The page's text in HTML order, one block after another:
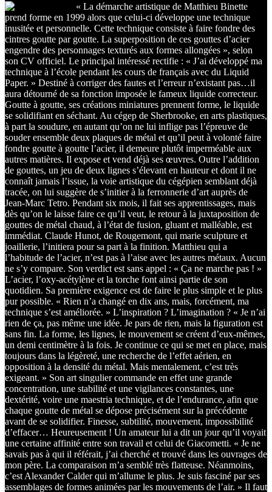
« La démarche artistique de Matthieu Binette
prend forme en 1999 alors que celui-ci développe une technique
inusitée et personnelle. Cette technique consiste à faire fondre des
cintres goutte par goutte. La superposition de ces gouttes d’acier
engendre des personnages texturés aux formes allongées », selon
son CV officiel. Le principal intéressé rectifie : « J’ai développé ma
technique à l’école pendant les cours de français avec du Liquid
Paper. » Destiné à corriger des fautes et l’erreur n’existant pas…il
aura détourné de sa fonction imposée le fameux liquide correcteur.
Goutte à goutte, ses créations miniatures prennent forme, le liquide
se solidifiant en séchant. Au cégep de Sherbrooke, en arts plastiques,
à part la soudure, en autant qu’on ne lui inflige pas l’épreuve de
souder ensemble deux plaques de métal et qu’il peut à volonté faire
fondre goutte à goutte l’acier, il demeure plutôt imperméable aux
autres matières. Il expose et vend déjà ses œuvres. Outre l’addition
de gouttes, un jeu de deux lignes s’élevant en hauteur et dont il ne
connaît jamais l’issue, la voie artistique du cégépien semblant déjà
tracée, on lui suggère de s’initier à la ferronnerie d’art auprès de
Jean-Marc Tetro. Pendant six mois, il fait ses apprentissages, mais
dès qu’on le laisse faire ce qu’il veut, le retour à la juxtaposition de
gouttes de métal chaud, à l’état de fusion, gluant et malléable, est
immédiat. Claude Hunot, de Rougemont, qui marie sculpture et
joaillerie, l’initiera pour sa part à la finition. Matthieu qui a
l’habitude de l’acier, n’est pas à l’aise avec les autres métaux. Aucun
ne s’y compare. Son verdict est sans appel : « Ça ne marche pas ! »
L’acier, l’oxy-acétylène et la torche font ainsi partie de son
quotidien. Sa première exigence est de faire le plus simple et le plus
pur possible. « Rien n’a changé en dix ans, mais, forcément, ma
technique s’est améliorée. » L’inspiration ? L’imagination ? « Je n’ai
rien de ça, pas même une idée. Je pars de rien, mais la figuration est
sans fin. La forme, les lignes, le mouvement se créent d’eux-mêmes,
un demi centimètre à la fois. Je continue ce qui se met en place, mais
toujours dans la légèreté, une recherche de l’effet aérien, en
opposition à la densité du métal. Mais mentalement, c’est très
exigeant. » Son art singulier commande en effet une grande
concentration, une stabilité et une vigilances constantes, une
dextérité, voire une maestria technique, et de l’endurance, afin que
chaque goutte de métal se dépose précisément sur la précédente
avant de se solidifier. Finesse, subtilité, mouvement, impossibilité
d’effacer… Heureusement ! Un amateur lui a dit un jour qu’il voyait
une certaine affinité entre son travail et celui de Giacometti. « Je ne
savais pas à qui il référait, j’ai cherché et trouvé dans les ouvrages de
mon père. La comparaison m’a semblé très flatteuse. Néanmoins,
c’est Alexander Calder qui m’allume le plus. Je suis fasciné par ses
assemblages de formes animées par les mouvements de l’air. » Il faut